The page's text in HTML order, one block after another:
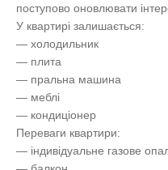
поступово оновлювати
У квартирі залишається:
— холодильник
— плита
— пральна машина
— меблі
— кондиціонер
Переваги квартири:
— індивідуальне газове